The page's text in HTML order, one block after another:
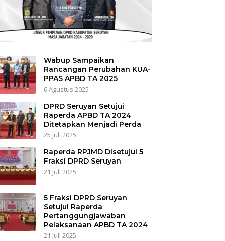
Wabup Sampaikan
Rancangan Perubahan KUA-
PPAS APBD TA 2025
6 Agustus 2025
DPRD Seruyan Setujui
Raperda APBD TA 2024
Ditetapkan Menjadi Perda
25 Juli 2025
Raperda RPJMD Disetujui 5
Fraksi DPRD Seruyan
21 Juli 2025
5 Fraksi DPRD Seruyan
Setujui Raperda
Pertanggungjawaban
Pelaksanaan APBD TA 2024
21 Juli 2025